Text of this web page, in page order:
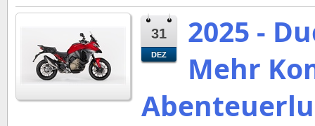
31
DEZ
2025 -
Mehr